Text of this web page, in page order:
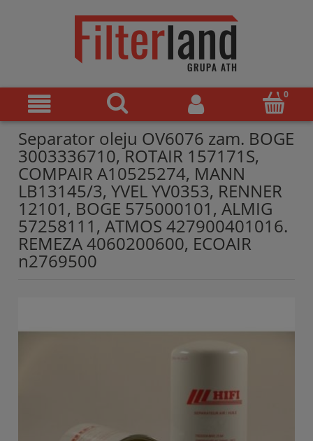
Separator oleju OV6076 zam. BOGE
3003336710, ROTAIR 157171S,
COMPAIR A10525274, MANN
LB13145/3, YVEL YV0353, RENNER
12101, BOGE 575000101, ALMIG
57258111, ATMOS 427900401016.
REMEZA 4060200600, ECOAIR
n2769500